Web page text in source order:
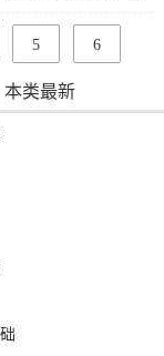
您认真阅知，...
5 6
8页
本类最新